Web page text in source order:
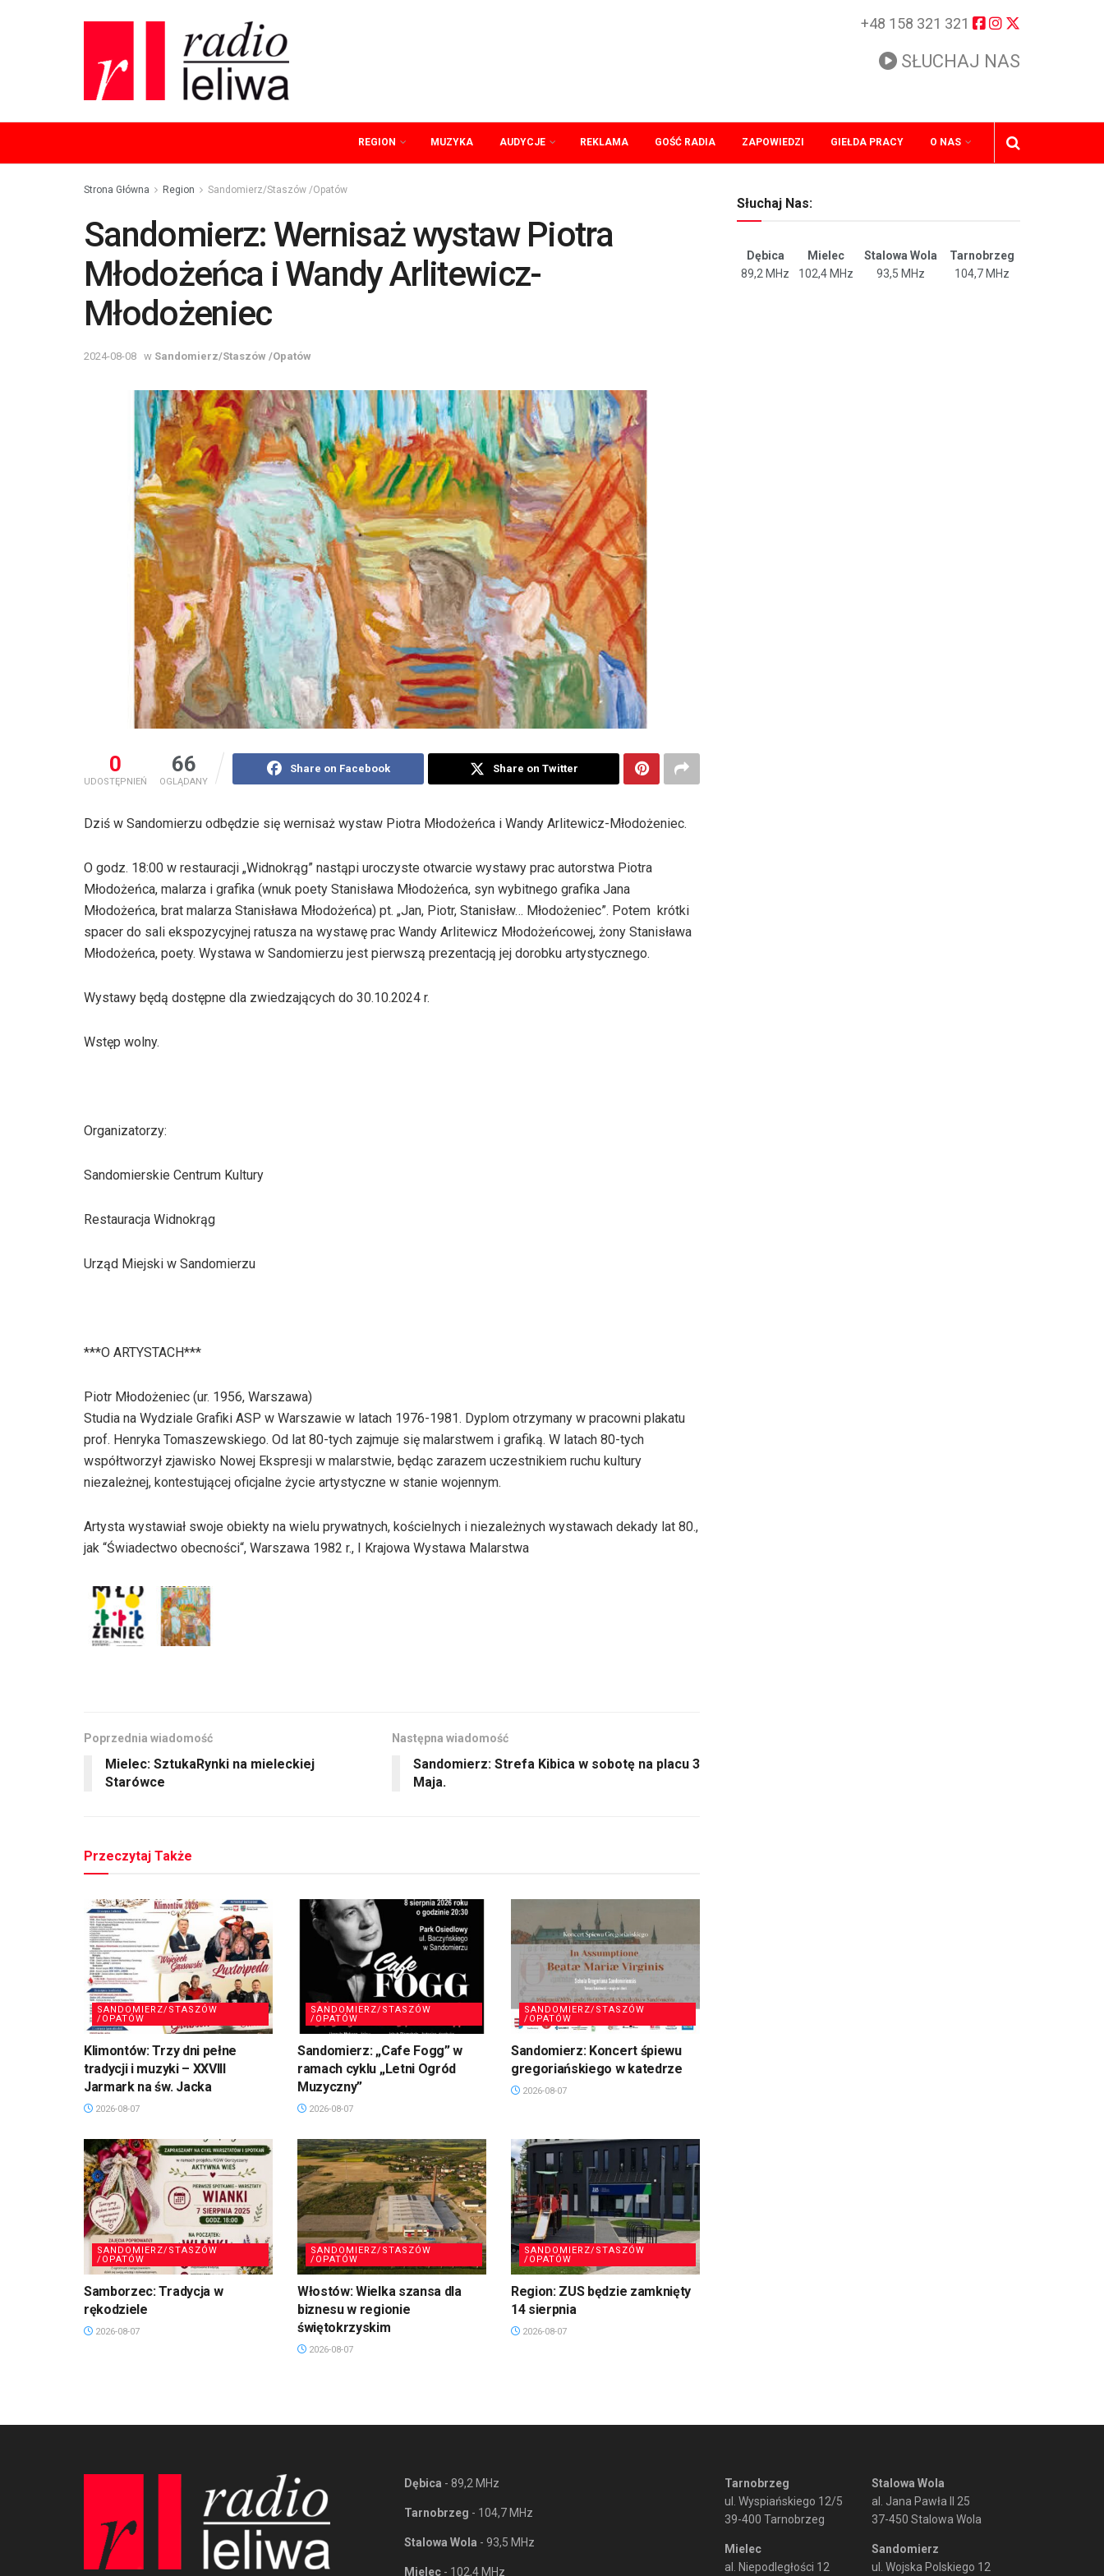
+48 158 321 321
SŁUCHAJ NAS
REGION MUZYKA AUDYCJE REKLAMA GOŚĆ RADIA ZAPOWIEDZI GIEŁDA PRACY O NAS
Strona Główna Region Sandomierz/Staszów /Opatów
Sandomierz: Wernisaż wystaw Piotra
Młodożeńca i Wandy Arlitewicz-
Młodożeniec
2024-08-08 w Sandomierz/Staszów /Opatów
0
UDOSTĘPNIEŃ
66
OGLĄDANY
Share on Facebook Share on Twitter
Dziś w Sandomierzu odbędzie się wernisaż wystaw Piotra Młodożeńca i Wandy Arlitewicz-Młodożeniec.
O godz. 18:00 w restauracji „Widnokrąg” nastąpi uroczyste otwarcie wystawy prac autorstwa Piotra
Młodożeńca, malarza i grafika (wnuk poety Stanisława Młodożeńca, syn wybitnego grafika Jana
Młodożeńca, brat malarza Stanisława Młodożeńca) pt. „Jan, Piotr, Stanisław… Młodożeniec”. Potem krótki
spacer do sali ekspozycyjnej ratusza na wystawę prac Wandy Arlitewicz Młodożeńcowej, żony Stanisława
Młodożeńca, poety. Wystawa w Sandomierzu jest pierwszą prezentacją jej dorobku artystycznego.
Wystawy będą dostępne dla zwiedzających do 30.10.2024 r.
Wstęp wolny.
Organizatorzy:
Sandomierskie Centrum Kultury
Restauracja Widnokrąg
Urząd Miejski w Sandomierzu
***O ARTYSTACH***
Piotr Młodożeniec (ur. 1956, Warszawa)
Studia na Wydziale Grafiki ASP w Warszawie w latach 1976-1981. Dyplom otrzymany w pracowni plakatu
prof. Henryka Tomaszewskiego. Od lat 80-tych zajmuje się malarstwem i grafiką. W latach 80-tych
współtworzył zjawisko Nowej Ekspresji w malarstwie, będąc zarazem uczestnikiem ruchu kultury
niezależnej, kontestującej oficjalne życie artystyczne w stanie wojennym.
Artysta wystawiał swoje obiekty na wielu prywatnych, kościelnych i niezależnych wystawach dekady lat 80.,
jak “Świadectwo obecności“, Warszawa 1982 r., I Krajowa Wystawa Malarstwa
Poprzednia wiadomość
Mielec: SztukaRynki na mieleckiej
Starówce
Następna wiadomość
Sandomierz: Strefa Kibica w sobotę na placu 3
Maja.
Przeczytaj Także
SANDOMIERZ/STASZÓW
/OPATÓW
Klimontów: Trzy dni pełne
tradycji i muzyki – XXVIII
Jarmark na św. Jacka
2026-08-07
SANDOMIERZ/STASZÓW
/OPATÓW
Sandomierz: „Cafe Fogg” w
ramach cyklu „Letni Ogród
Muzyczny”
2026-08-07
SANDOMIERZ/STASZÓW
/OPATÓW
Sandomierz: Koncert śpiewu
gregoriańskiego w katedrze
2026-08-07
SANDOMIERZ/STASZÓW
/OPATÓW
Samborzec: Tradycja w
rękodziele
2026-08-07
SANDOMIERZ/STASZÓW
/OPATÓW
Włostów: Wielka szansa dla
biznesu w regionie
świętokrzyskim
2026-08-07
SANDOMIERZ/STASZÓW
/OPATÓW
Region: ZUS będzie zamknięty
14 sierpnia
2026-08-07
Słuchaj Nas:
Dębica Mielec Stalowa Wola
Tarnobrzeg
89,2 MHz
102,4 MHz 93,5 MHz 104,7 MHz
Dębica - 89,2 MHz
Tarnobrzeg - 104,7 MHz
Stalowa Wola - 93,5 MHz
Mielec - 102,4 MHz
Tarnobrzeg
ul. Wyspiańskiego 12/5
39-400 Tarnobrzeg
Mielec
al. Niepodległości 12
Stalowa Wola
al. Jana Pawła II 25
37-450 Stalowa Wola
Sandomierz
ul. Wojska Polskiego 12